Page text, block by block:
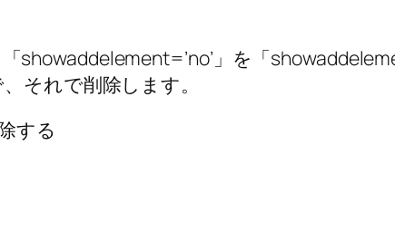
「showaddelement=’no’」を「
それで削除します。
する